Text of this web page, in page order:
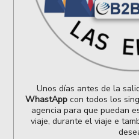
Unos días antes de la
WhastApp con todos los
agencia para que puedan
viaje, durante el viaje e